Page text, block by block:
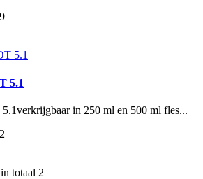
5.1
in 250 ml en 500 ml fles...
totaal 2